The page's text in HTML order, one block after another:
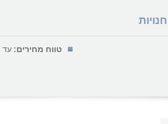
חנויות
טווח מחירים: עד 130